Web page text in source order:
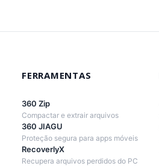
FERRAMENTAS
360 Zip
Compactar e extrair arquivos
360 JIAGU
Proteção segura para apps móveis
RecoverlyX
Recupera arquivos perdidos do PC